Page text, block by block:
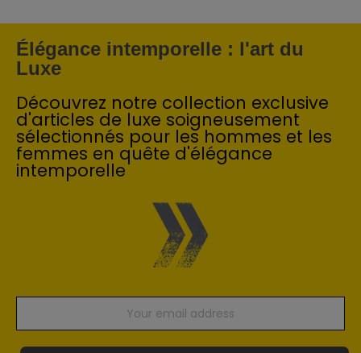
Élégance intemporelle : l'art du
Luxe
Découvrez notre collection exclusive
d'articles de luxe soigneusement
sélectionnés pour les hommes et les
femmes en quête d'élégance
intemporelle